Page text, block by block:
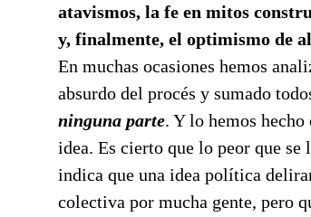
atavismos, la fe en mitos
y, finalmente, el optimismo de
En muchas ocasiones hemos
absurdo del procés y sumado
ninguna parte. Y lo hemos hecho
idea. Es cierto que lo peor que
indica que una idea política
colectiva por mucha gente, pero